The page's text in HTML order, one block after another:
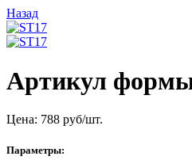
Назад
Артикул
Цена: 788 руб/шт.
Параметры: